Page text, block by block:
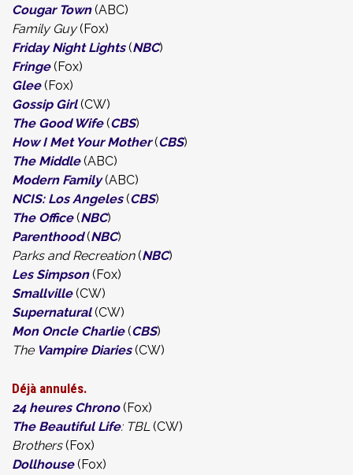
Cougar Town (ABC)
Family Guy(Fox)
Friday Night Lights (NBC)
Fringe (Fox)
Glee (Fox)
Gossip Girl (CW)
The Good Wife (CBS)
How I Met Your Mother (CBS)
The Middle(ABC)
Modern Family (ABC)
NCIS: Los Angeles (CBS)
The Office(NBC)
Parenthood(NBC)
Parks and Recreation(NBC)
Les Simpson (Fox)
Smallville (CW)
Supernatural (CW)
Mon Oncle Charlie (CBS)
The Vampire Diaries (CW)
Déjà annulés.
24 heures Chrono (Fox)
The Beautiful Life: TBL(CW)
Brothers(Fox)
Dollhouse (Fox)